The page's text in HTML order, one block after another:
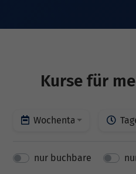
Kurse für
Wochentage
nur buchbare